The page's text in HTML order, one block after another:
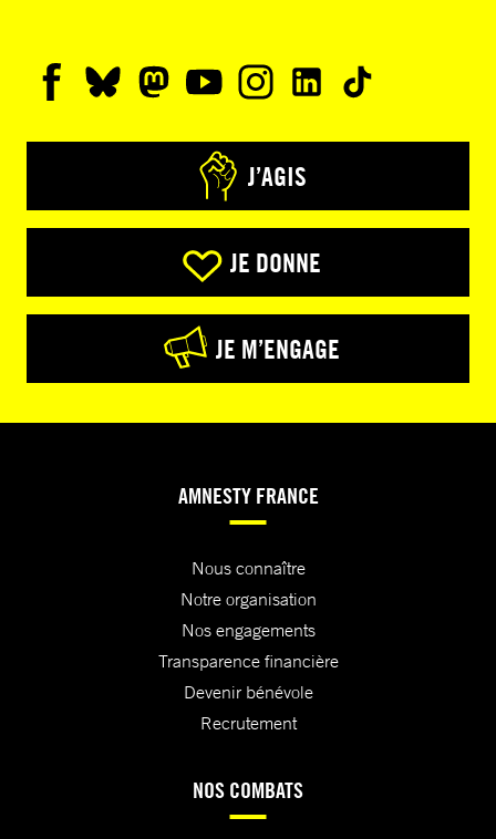
J’AGIS
JE DONNE
JE M’ENGAGE
AMNESTY FRANCE
Nous connaître
Notre organisation
Nos engagements
Transparence financière
Devenir bénévole
Recrutement
NOS COMBATS